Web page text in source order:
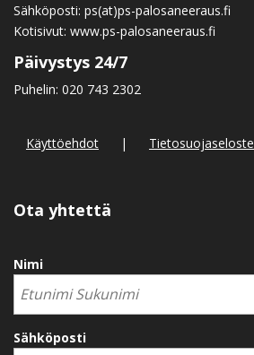
Sähköposti: ps(at)ps-palosaneeraus.fi
Kotisivut: www.ps-palosaneeraus.fi
Päivystys 24/7
Puhelin: 020 743 2302
Käyttöehdot | Tietosuojaseloste
Ota yhtettä
Nimi
Sähköposti